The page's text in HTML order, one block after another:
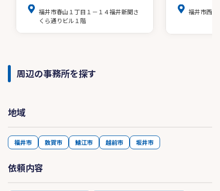
福井市春山１丁目１－１４福井新聞さ
くら通りビル１階
福井市西開
周辺の事務所を探す
地域
福井市 敦賀市 鯖江市 越前市 坂井市
依頼内容